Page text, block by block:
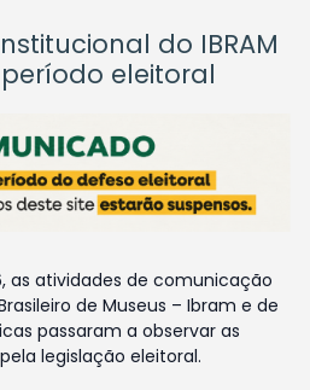
do IBRAM
eleitoral
as atividades de comunicação
de Museus – Ibram e de
passaram a observar as
legislação eleitoral.